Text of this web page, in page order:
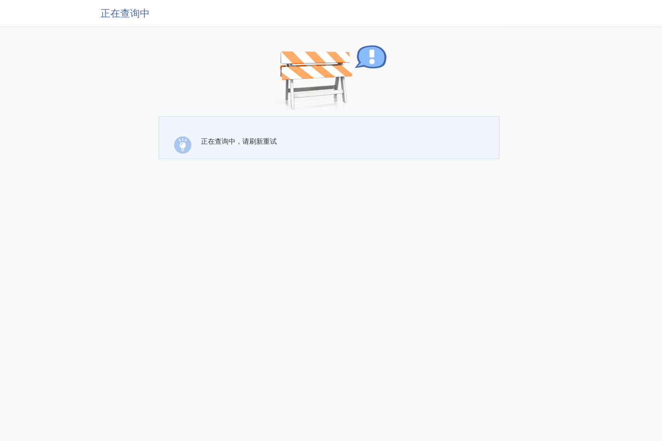
正在查询中
正在查询中，请刷新重试